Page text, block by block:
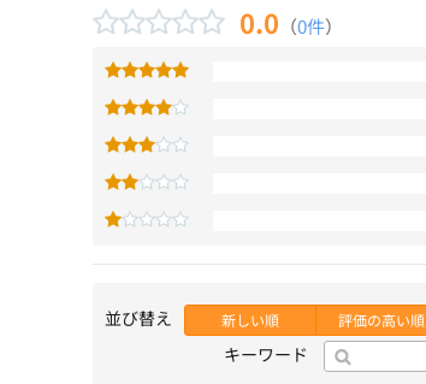
0.0 （0件）
並び替え 新しい順 評価の高い順
キーワード